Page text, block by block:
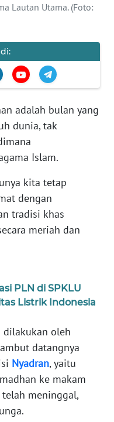
Lautan Utama. (Foto:
adalah bulan yang
dunia, tak
Islam.
kita tetap
dengan
tradisi khas
meriah dan
PLN di SPKLU
Listrik Indonesia
dilakukan oleh
datangnya
Nyadran, yaitu
ke makam
meninggal,